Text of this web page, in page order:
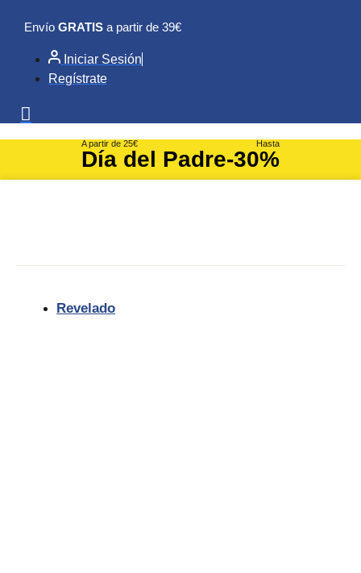
contenido
Envío GRATIS a partir de 39€
Iniciar Sesión
Regístrate
A partir de 25€
Día del Padre
Hasta
-30%
Revelado